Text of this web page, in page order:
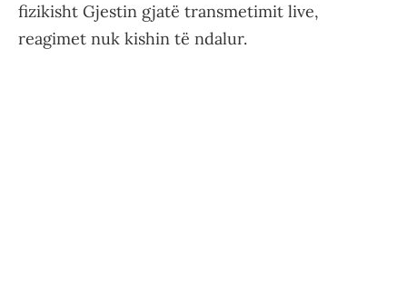
fizikisht Gjestin gjatë transmetimit live,
reagimet nuk kishin të ndalur.